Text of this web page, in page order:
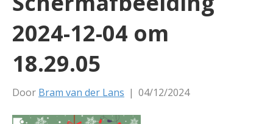
2024-12-04 om
18.29.05
Door Bram van der Lans | 04/12/2024